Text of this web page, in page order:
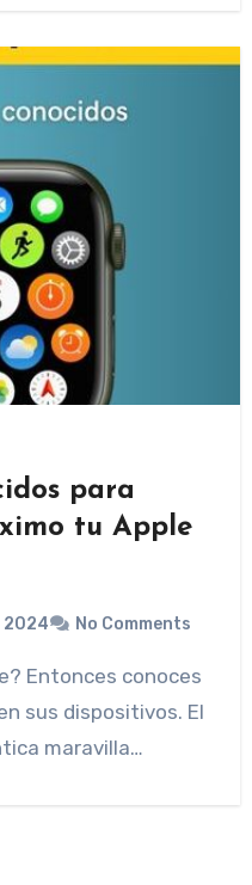
para
tu Apple
2024 No Comments
sus dispositivos. El
maravilla…